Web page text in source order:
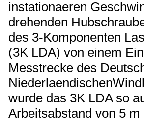
instationaeren
drehenden
des 3-Komponenten
(3K LDA) von einem
Messtrecke des
wurde das 3K LDA so
Arbeitsabstand von 5